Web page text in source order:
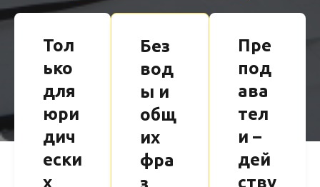
Тол
ько
для
юри
дич
ески
х
Без
вод
ы и
общ
их
фра
з
Пре
под
ава
тел
и –
дей
ству